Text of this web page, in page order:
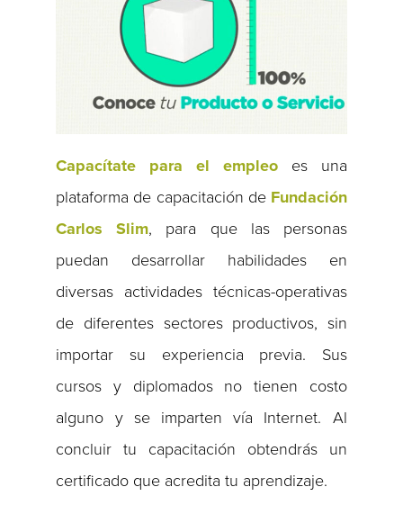
Capacítate para el empleoes una
plataforma de capacitación de Fundación
Carlos Slim, para que las personas
puedan desarrollar habilidades en
diversas actividades técnicas-operativas
de diferentes sectores productivos, sin
importar su experiencia previa. Sus
cursos y diplomados no tienen costo
alguno y se imparten vía Internet. Al
concluir tu capacitación obtendrás un
certificado que acredita tu aprendizaje.